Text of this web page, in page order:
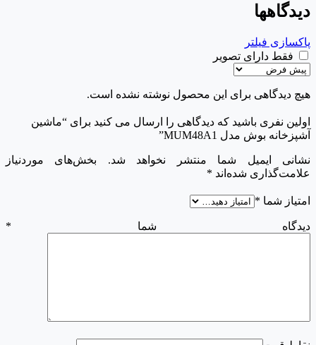
دیدگاهها
پاکسازی فیلتر
فقط دارای تصویر
هیچ دیدگاهی برای این محصول نوشته نشده است.
اولین نفری باشید که دیدگاهی را ارسال می کنید برای “ماشین
آشپزخانه بوش مدل MUM48A1”
نشانی ایمیل شما منتشر نخواهد شد.
بخش‌های موردنیاز
علامت‌گذاری شده‌اند *
امتیاز شما *
دیدگاه شما *